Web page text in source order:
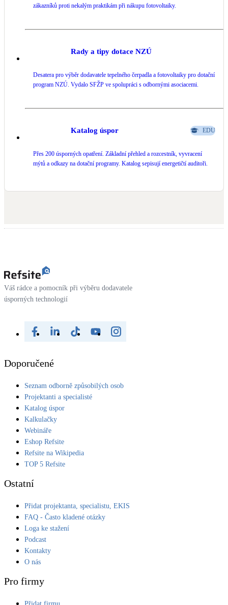
Stínicí technika
Žaluzie, markýzy, pergoly
Rekuperace tepla odpadní vody
Kamna / krby
Doplňkové zdroje vytápění
LED osvětlení
Větrné elektrárny NEW
Malé i velké turbíny
zákazníků proti nekalým praktikám při nákupu fotovoltaiky.
Rady a tipy dotace NZÚ
Desatera pro výběr dodavatele tepelného čerpadla a fotovoltaiky pro dotační
program NZÚ. Vydalo SFŽP ve spolupráci s odbornými asociacemi.
Katalog úspor EDU
Přes 200 úsporných opatření. Základní přehled a rozcestník, vyvracení
mýtů a odkazy na dotační programy. Katalog sepisují energetičtí auditoři.
Váš rádce a pomocník při výběru dodavatele
úsporných technologií
Doporučené
Seznam odborně způsobilých osob
Projektanti a specialisté
Katalog úspor
Kalkulačky
Webináře
Eshop Refsite
Refsite na Wikipedia
TOP 5 Refsite
Ostatní
Přidat projektanta, specialistu, EKIS
FAQ - Často kladené otázky
Loga ke stažení
Podcast
Kontakty
O nás
Pro firmy